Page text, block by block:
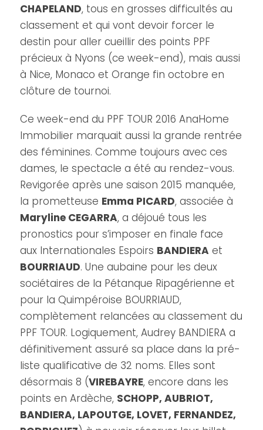
CHAPELAND, tous en grosses difficultés au
classement et qui vont devoir forcer le
destin pour aller cueillir des points PPF
précieux à Nyons (ce week-end), mais aussi
à Nice, Monaco et Orange fin octobre en
clôture de tournoi.
Ce week-end du PPF TOUR 2016 AnaHome
Immobilier marquait aussi la grande rentrée
des féminines. Comme toujours avec ces
dames, le spectacle a été au rendez-vous.
Revigorée après une saison 2015 manquée,
la prometteuse Emma PICARD, associée à
Maryline CEGARRA, a déjoué tous les
pronostics pour s’imposer en finale face
aux Internationales Espoirs BANDIERA et
BOURRIAUD. Une aubaine pour les deux
sociétaires de la Pétanque Ripagérienne et
pour la Quimpéroise BOURRIAUD,
complètement relancées au classement du
PPF TOUR. Logiquement, Audrey BANDIERA a
définitivement assuré sa place dans la pré-
liste qualificative de 32 noms. Elles sont
désormais 8 (VIREBAYRE, encore dans les
points en Ardèche, SCHOPP, AUBRIOT,
BANDIERA, LAPOUTGE, LOVET, FERNANDEZ,